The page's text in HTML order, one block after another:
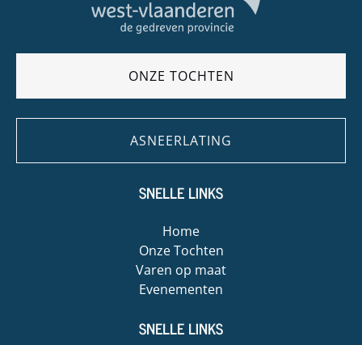
ONZE TOCHTEN
ASNEERLATING
SNELLE LINKS
Home
Onze Tochten
Varen op maat
Evenementen
SNELLE LINKS